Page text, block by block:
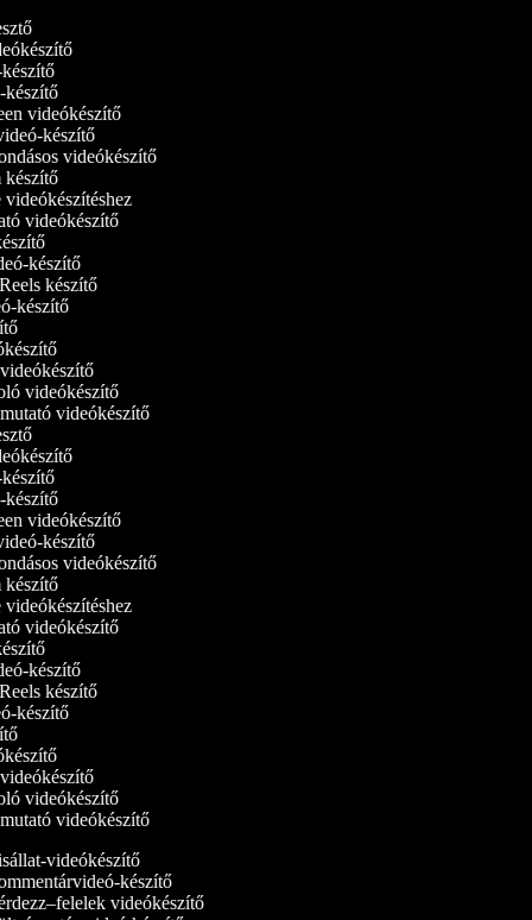
készítő
készítő
videókészítő
készítő
videókészítő
készítő
videókészítéshez
videókészítő
készítő
készítő
készítő
videókészítő
videókészítő
videókészítő
készítő
készítő
videókészítő
készítő
videókészítő
készítő
videókészítéshez
videókészítő
készítő
készítő
készítő
videókészítő
videókészítő
videókészítő
videókészítő
készítő
videókészítő